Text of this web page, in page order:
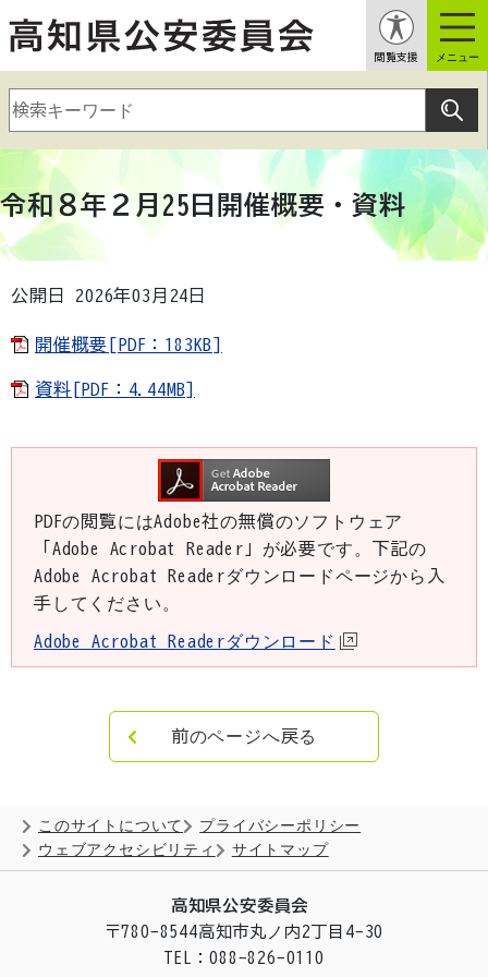
閲覧支援 メニュー
令和８年２月25日開催概要・資料
公開日 2026年03月24日
開催概要[PDF：183KB]
資料[PDF：4.44MB]
PDFの閲覧にはAdobe社の無償のソフトウェア
「Adobe Acrobat Reader」が必要です。下記の
Adobe Acrobat Readerダウンロードページから入
手してください。
Adobe Acrobat Readerダウンロード
前のページへ戻る
このサイトについて
プライバシーポリシー
ウェブアクセシビリティ
サイトマップ
高知県公安委員会
〒780-8544高知市丸ノ内2丁目4-30
TEL：088-826-0110